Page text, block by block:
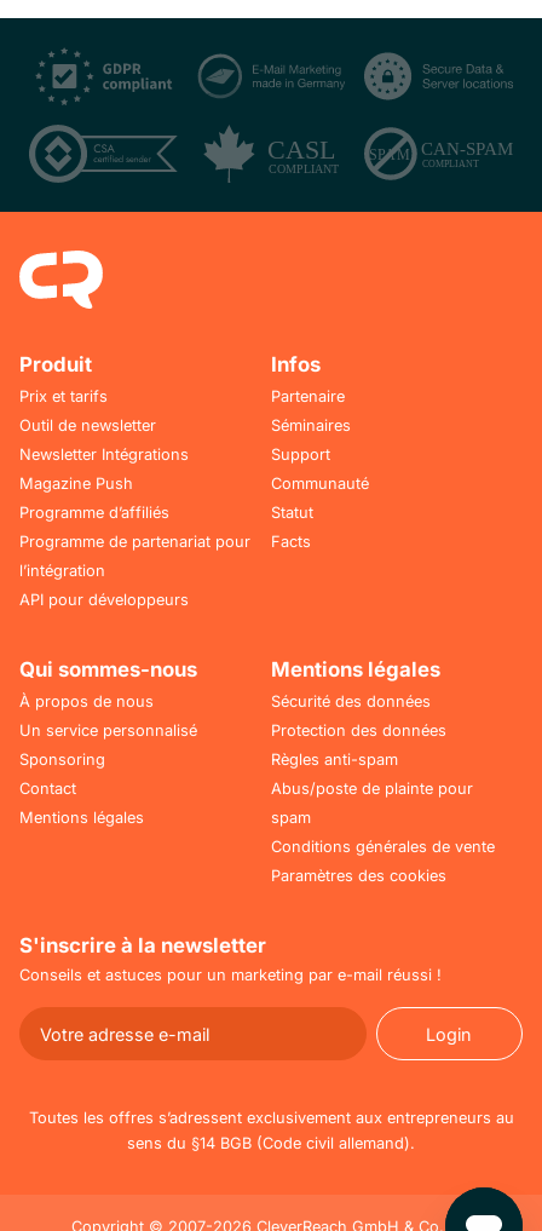
Produit
Prix et tarifs
Outil de newsletter
Newsletter Intégrations
Magazine Push
Programme d’affiliés
Programme de partenariat pour
l’intégration
API pour développeurs
Infos
Partenaire
Séminaires
Support
Communauté
Statut
Facts
Qui sommes-nous
À propos de nous
Un service personnalisé
Sponsoring
Contact
Mentions légales
Mentions légales
Sécurité des données
Protection des données
Règles anti-spam
Abus/poste de plainte pour
spam
Conditions générales de vente
Paramètres des cookies
S'inscrire à la newsletter
Conseils et astuces pour un marketing par e-mail réussi !
Login
Login
Toutes les offres s’adressent exclusivement aux entrepreneurs au
sens du §14 BGB (Code civil allemand).
Copyright © 2007-2026 CleverReach GmbH & Co. KG